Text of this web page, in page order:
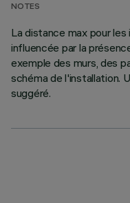
NOTES
La distance max pour
influencée par la
exemple des murs, des
schéma de l'installation.
suggéré.